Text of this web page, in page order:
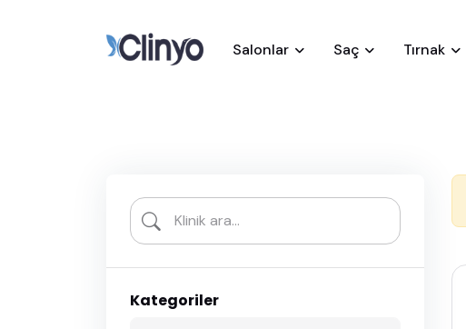
Salonlar Saç Tırnak
Kategoriler